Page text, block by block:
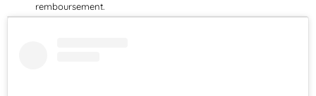
remboursement.